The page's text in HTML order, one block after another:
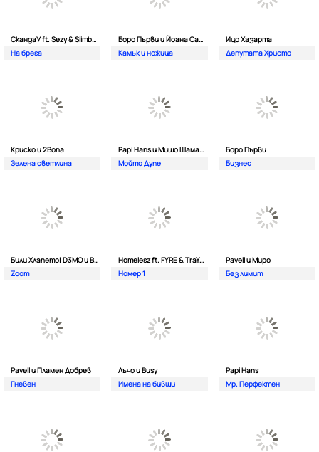
СкандаУ ft. Sezy & Siimbad
На брега
Боро Първи и Йоана Сашова
Камък и ножица
Ицо Хазарта
Депутата Христо
Криско и 2Bona
Зелена светлина
Papi Hans и Мишо Шамара
Мойто Дупе
Боро Първи
Бизнес
Били Хлапето| D3MO и BREVIS
Zoom
Homelesz ft. FYRE & TraYan
Номер 1
Pavell и Миро
Без лимит
Pavell и Пламен Добрев
Гневен
Лъчо и Busy
Имена на бивши
Papi Hans
Мр. Перфектен